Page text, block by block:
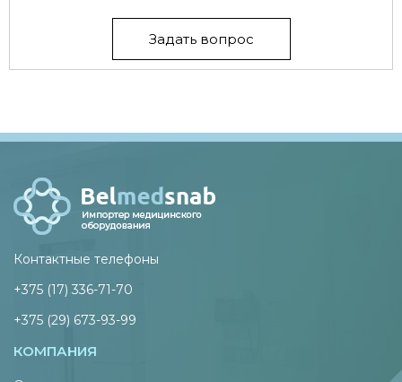
Задать вопрос
Контактные телефоны
+375 (17) 336-71-70
+375 (29) 673-93-99
КОМПАНИЯ